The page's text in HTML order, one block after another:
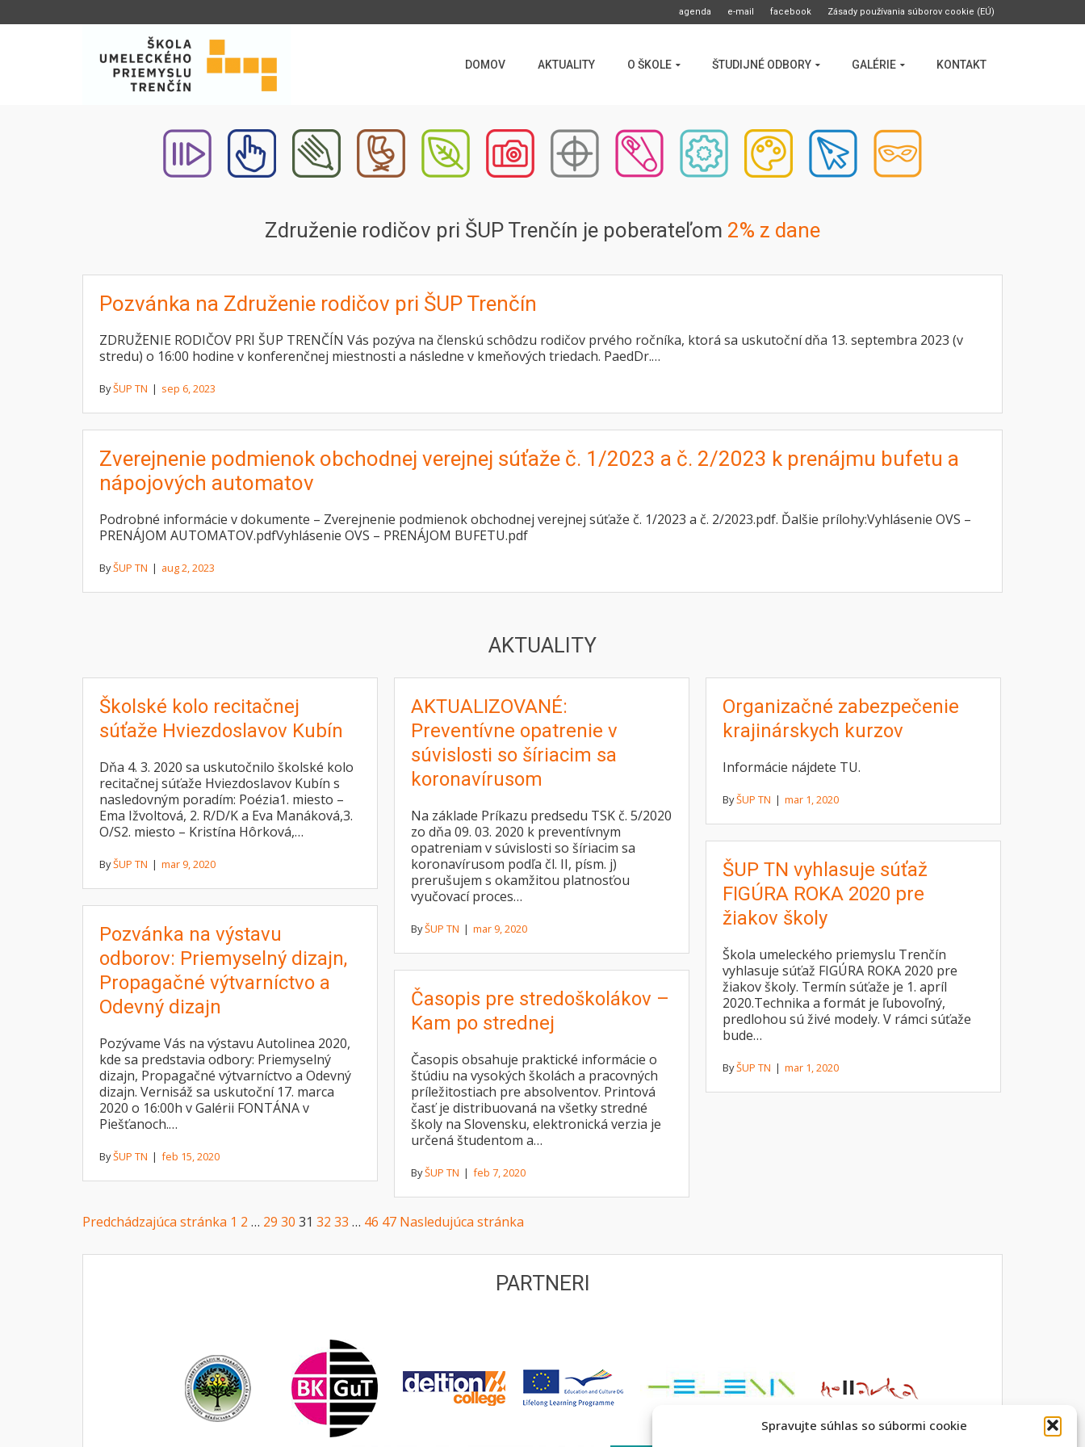
Spravujte súhlas so súbormi cookie
agenda e-mail facebook Zásady používania súborov cookie (EÚ)
DOMOV AKTUALITY O ŠKOLE ŠTUDIJNÉ ODBORY GALÉRIE KONTAKT
Združenie rodičov pri ŠUP Trenčín je poberateľom 2% z dane
Pozvánka na Združenie rodičov pri ŠUP Trenčín
ZDRUŽENIE RODIČOV PRI ŠUP TRENČÍN Vás pozýva na členskú schôdzu rodičov prvého ročníka, ktorá sa uskutoční dňa 13. septembra 2023 (v
stredu) o 16:00 hodine v konferenčnej miestnosti a následne v kmeňových triedach. PaedDr.…
ByŠUP TN | sep 6, 2023
Zverejnenie podmienok obchodnej verejnej súťaže č. 1/2023 a č. 2/2023 k prenájmu bufetu a
nápojových automatov
Podrobné informácie v dokumente – Zverejnenie podmienok obchodnej verejnej súťaže č. 1/2023 a č. 2/2023.pdf. Ďalšie prílohy:Vyhlásenie OVS –
PRENÁJOM AUTOMATOV.pdfVyhlásenie OVS – PRENÁJOM BUFETU.pdf
ByŠUP TN | aug 2, 2023
AKTUALITY
Školské kolo recitačnej
súťaže Hviezdoslavov Kubín
Dňa 4. 3. 2020 sa uskutočnilo školské kolo
recitačnej súťaže Hviezdoslavov Kubín s
nasledovným poradím: Poézia1. miesto –
Ema Ižvoltová, 2. R/D/K a Eva Manáková,3.
O/S2. miesto – Kristína Hôrková,…
ByŠUP TN | mar 9, 2020
AKTUALIZOVANÉ:
Preventívne opatrenie v
súvislosti so šíriacim sa
koronavírusom
Na základe Príkazu predsedu TSK č. 5/2020
zo dňa 09. 03. 2020 k preventívnym
opatreniam v súvislosti so šíriacim sa
koronavírusom podľa čl. II, písm. j)
prerušujem s okamžitou platnosťou
vyučovací proces…
ByŠUP TN | mar 9, 2020
Organizačné zabezpečenie
krajinárskych kurzov
Informácie nájdete TU.
ByŠUP TN | mar 1, 2020
ŠUP TN vyhlasuje súťaž
FIGÚRA ROKA 2020 pre
žiakov školy
Škola umeleckého priemyslu Trenčín
vyhlasuje súťaž FIGÚRA ROKA 2020 pre
žiakov školy. Termín súťaže je 1. apríl
2020.Technika a formát je ľubovoľný,
predlohou sú živé modely. V rámci súťaže
bude…
ByŠUP TN | mar 1, 2020
Pozvánka na výstavu
odborov: Priemyselný dizajn,
Propagačné výtvarníctvo a
Odevný dizajn
Pozývame Vás na výstavu Autolinea 2020,
kde sa predstavia odbory: Priemyselný
dizajn, Propagačné výtvarníctvo a Odevný
dizajn. Vernisáž sa uskutoční 17. marca
2020 o 16:00h v Galérii FONTÁNA v
Piešťanoch.…
ByŠUP TN | feb 15, 2020
Časopis pre stredoškolákov –
Kam po strednej
Časopis obsahuje praktické informácie o
štúdiu na vysokých školách a pracovných
príležitostiach pre absolventov. Printová
časť je distribuovaná na všetky stredné
školy na Slovensku, elektronická verzia je
určená študentom a…
ByŠUP TN | feb 7, 2020
Posts
Navigation
Predchádzajúca stránka 1 2 … 29 30 31 32 33 … 46 47 Nasledujúca stránka
PARTNERI